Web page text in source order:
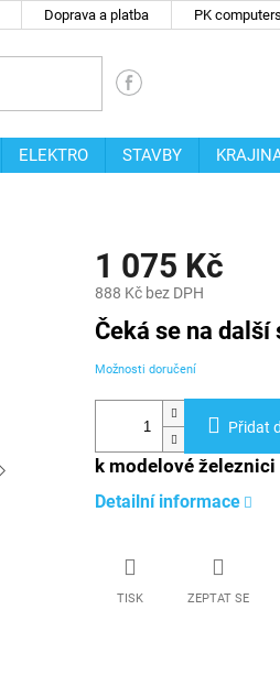
Doprava a platba PK
ELEKTRO STAVBY
1 075 Kč
888 Kč bez DPH
Měrná
cena:
Čeká se na další
Možnosti doručení
Přidat
k modelové železnici
Detailní informace
TISK ZEPTAT SE